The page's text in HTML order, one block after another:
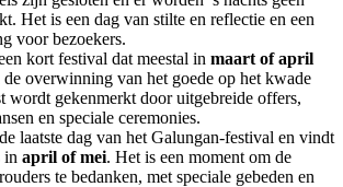
Het is een dag van stilte en reflectie en een
voor bezoekers.
kort festival dat meestal in maart of april
de overwinning van het goede op het kwade
wordt gekenmerkt door uitgebreide offers,
en speciale ceremonies.
laatste dag van het Galungan-festival en vindt
in april of mei. Het is een moment om de
te bedanken, met speciale gebeden en